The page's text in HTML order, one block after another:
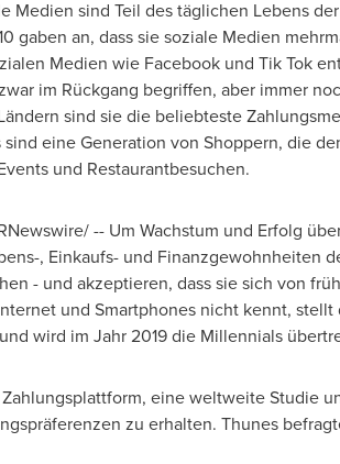
Medien sind Teil des täglichen Lebens
gaben an, dass sie soziale Medien
Medien wie Facebook und Tik Tok
im Rückgang begriffen, aber immer
sind sie die beliebteste
sind eine Generation von Shoppern, die
und Restaurantbesuchen.
-- Um Wachstum und Erfolg
, Einkaufs- und Finanzgewohnheiten
- und akzeptieren, dass sie sich von
und Smartphones nicht kennt,
wird im Jahr 2019 die Millennials
eine weltweite Studie
zu erhalten. Thunes